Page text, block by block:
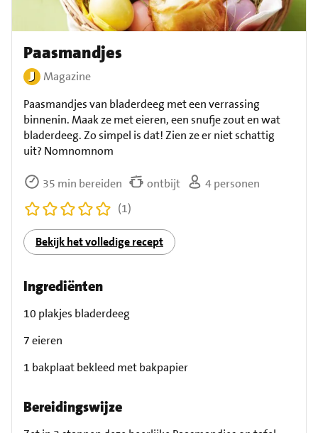
Paasmandjes
Magazine
Paasmandjes van bladerdeeg met een verrassing
binnenin. Maak ze met eieren, een snufje zout en wat
bladerdeeg. Zo simpel is dat! Zien ze er niet schattig
uit? Nomnomnom
35 min bereiden ontbijt
4 personen
(1)
Bekijk het volledige recept
Ingrediënten
10 plakjes bladerdeeg
7 eieren
1 bakplaat bekleed met bakpapier
Bereidingswijze